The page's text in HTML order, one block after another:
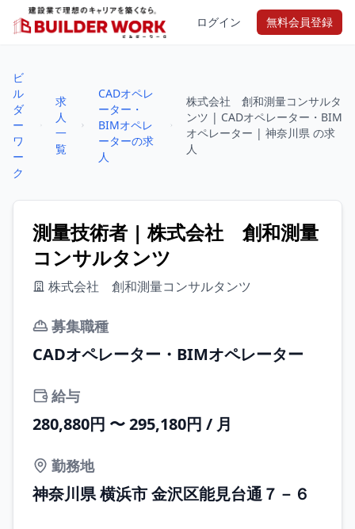
ログイン 無料会員登録
ビ
ル
ダ
ー
ワ
ー
ク
求
人
一
覧
CADオペレ
ーター・
BIMオペレ
ーターの求
人
株式会社 創和測量コンサルタ
ンツ | CADオペレーター・BIM
オペレーター | 神奈川県 の求
人
測量技術者 | 株式会社 創和測量
コンサルタンツ
株式会社 創和測量コンサルタンツ
募集職種
CADオペレーター・BIMオペレーター
給与
280,880円 〜 295,180円 / 月
勤務地
神奈川県 横浜市 金沢区能見台通７－６